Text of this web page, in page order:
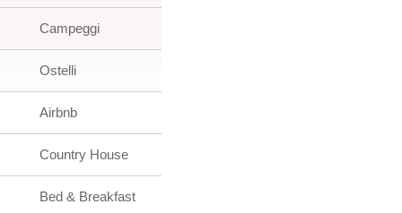
Campeggi
Ostelli
Airbnb
Country House
Bed & Breakfast